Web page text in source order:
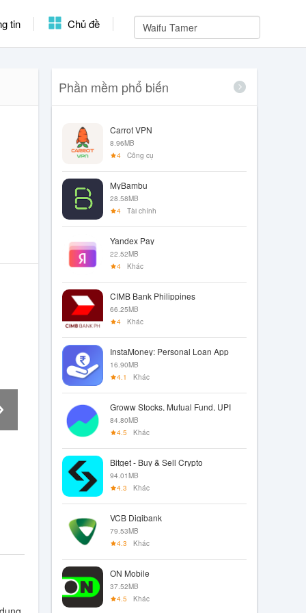
tin Chủ đề
Phần mềm phổ biến
Carrot VPN
8.96MB
4
Công cụ
MyBambu
28.58MB
4
Tài chính
Yandex Pay
22.52MB
4
Khác
CIMB Bank Philippines
66.25MB
4
Khác
InstaMoney: Personal Loan App
16.90MB
4.1
Khác
Groww Stocks, Mutual Fund, UPI
84.80MB
4.5
Khác
Bitget - Buy & Sell Crypto
94.01MB
4.3
Khác
VCB Digibank
79.53MB
4.3
Khác
ON Mobile
37.52MB
4.5
Khác